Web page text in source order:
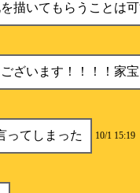
描いてもらうことは
ざいます！！！！家
ってしまった 10/1 15:19